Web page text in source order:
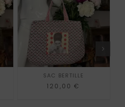
SAC BERTILLE
120,00€